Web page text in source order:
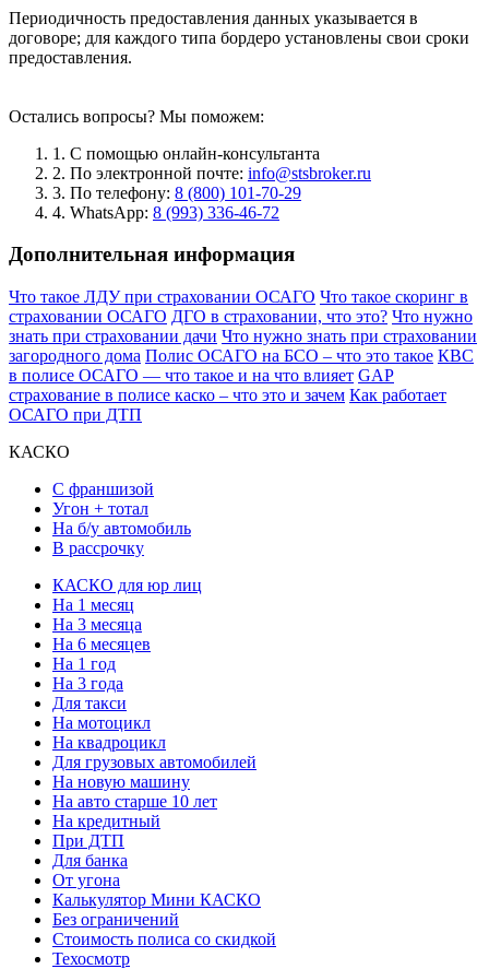
Периодичность предоставления данных указывается в
договоре; для каждого типа бордеро установлены свои сроки
предоставления.
Остались вопросы? Мы поможем:
1. С помощью онлайн-консультанта
2. По электронной почте: info@stsbroker.ru
3. По телефону: 8 (800) 101-70-29
4. WhatsApp: 8 (993) 336-46-72
Дополнительная информация
Что такое ЛДУ при страховании ОСАГО Что такое скоринг в
страховании ОСАГО ДГО в страховании, что это? Что нужно
знать при страховании дачи Что нужно знать при страховании
загородного дома Полис ОСАГО на БСО – что это такое КВС
в полисе ОСАГО — что такое и на что влияет GAP
страхование в полисе каско – что это и зачем Как работает
ОСАГО при ДТП
КАСКО
С франшизой
Угон + тотал
На б/у автомобиль
В рассрочку
КАСКО для юр лиц
На 1 месяц
На 3 месяца
На 6 месяцев
На 1 год
На 3 года
Для такси
На мотоцикл
На квадроцикл
Для грузовых автомобилей
На новую машину
На авто старше 10 лет
На кредитный
При ДТП
Для банка
От угона
Калькулятор Мини КАСКО
Без ограничений
Стоимость полиса со скидкой
Техосмотр